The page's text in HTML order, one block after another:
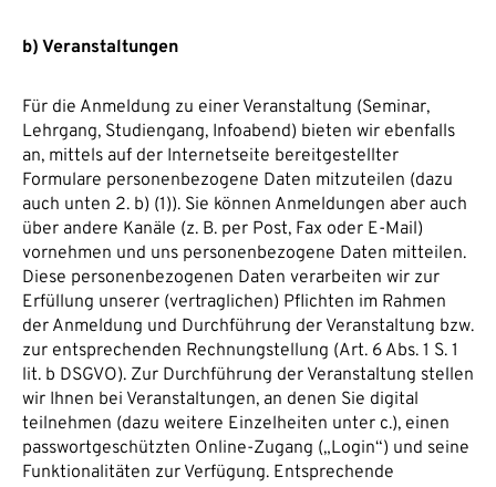
b) Veranstaltungen
Für die Anmeldung zu einer Veranstaltung (Seminar,
Lehrgang, Studiengang, Infoabend) bieten wir ebenfalls
an, mittels auf der Internetseite bereitgestellter
Formulare personenbezogene Daten mitzuteilen (dazu
auch unten 2. b) (1)). Sie können Anmeldungen aber auch
über andere Kanäle (z. B. per Post, Fax oder E-Mail)
vornehmen und uns personenbezogene Daten mitteilen.
Diese personenbezogenen Daten verarbeiten wir zur
Erfüllung unserer (vertraglichen) Pflichten im Rahmen
der Anmeldung und Durchführung der Veranstaltung bzw.
zur entsprechenden Rechnungstellung (Art. 6 Abs. 1 S. 1
lit. b DSGVO). Zur Durchführung der Veranstaltung stellen
wir Ihnen bei Veranstaltungen, an denen Sie digital
teilnehmen (dazu weitere Einzelheiten unter c.), einen
passwortgeschützten Online-Zugang („Login“) und seine
Funktionalitäten zur Verfügung. Entsprechende